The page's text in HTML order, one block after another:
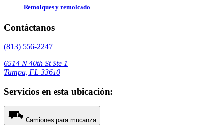
Remolques y remolcado
Contáctanos
(813) 556-2247
6514 N 40th St Ste 1
Tampa, FL 33610
Servicios en esta ubicación:
Camiones para mudanza